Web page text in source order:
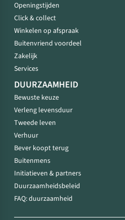
Openingstijden
Click & collect
Winkelen op afspraak
Buitenvriend voordeel
Zakelijk
Services
DUURZAAMHEID
Bewuste keuze
Verleng levensduur
Tweede leven
Verhuur
Bever koopt terug
Buitenmens
Initiatieven & partners
Duurzaamheidsbeleid
FAQ: duurzaamheid